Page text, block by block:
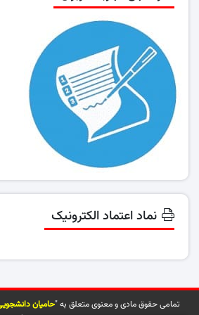
نماد اعتماد الکترونیک
تمامی حقوق مادی و معنوی متعلق به "حامیان